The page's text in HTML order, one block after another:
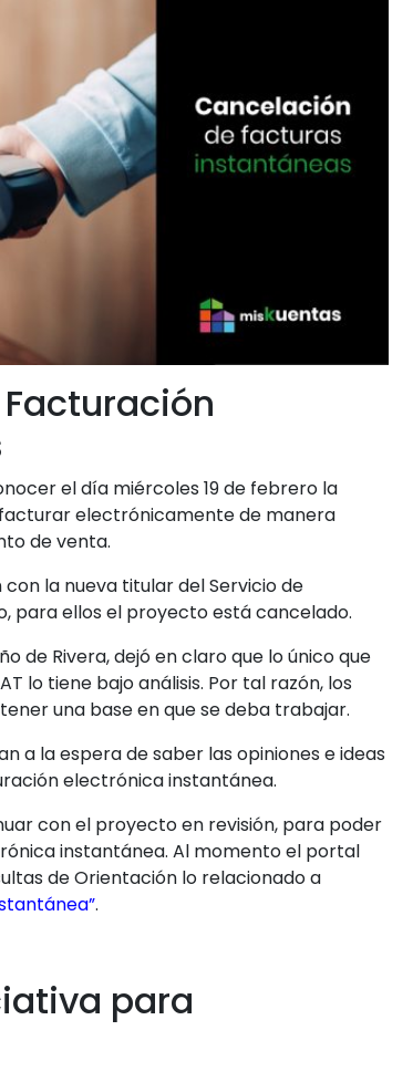
el día miércoles 19 de febrero la
electrónicamente de manera
de venta.
la nueva titular del Servicio de
para ellos el proyecto está cancelado.
de Rivera, dejó en claro que lo único que
lo tiene bajo análisis. Por tal razón, los
una base en que se deba trabajar.
a la espera de saber las opiniones e ideas
electrónica instantánea.
con el proyecto en revisión, para poder
instantánea. Al momento el portal
de Orientación lo relacionado a
.
para